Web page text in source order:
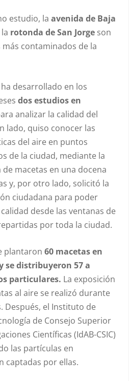
estudio, la avenida de Baja
rotonda de San Jorge son
contaminados de la
desarrollado en los
dos estudios en
analizar la calidad del
lado, quiso conocer las
del aire en puntos
de la ciudad, mediante la
de macetas en una docena
y, por otro lado, solicitó la
ciudadana para poder
desde las ventanas de
por toda la ciudad.
plantaron 60 macetas en
se distribuyeron 57 a
particulares. La exposición
al aire se realizó durante
Después, el Instituto de
de Consejo Superior
Científicas (IdAB-CSIC)
las partículas en
captadas por ellas.